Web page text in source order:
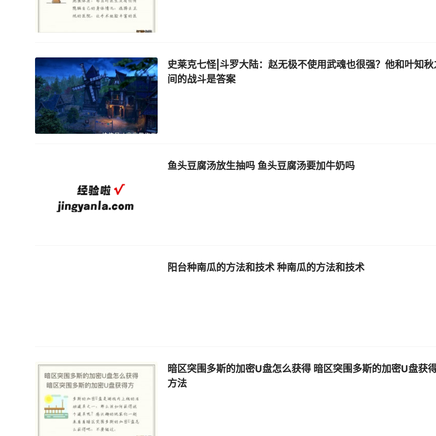
史莱克七怪|斗罗大陆：赵无极不使用武魂也很强？他和叶知秋
间的战斗是答案
鱼头豆腐汤放生抽吗 鱼头豆腐汤要加牛奶吗
阳台种南瓜的方法和技术 种南瓜的方法和技术
暗区突围多斯的加密U盘怎么获得 暗区突围多斯的加密U盘获
方法